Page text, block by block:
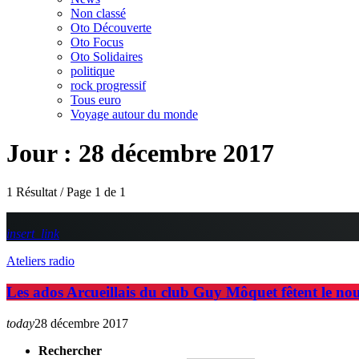
Non classé
Oto Découverte
Oto Focus
Oto Solidaires
politique
rock progressif
Tous euro
Voyage autour du monde
Jour : 28 décembre 2017
1 Résultat / Page 1 de 1
insert_link
Ateliers radio
Les ados Arcueillais du club Guy Môquet fêtent le
today28 décembre 2017
Rechercher